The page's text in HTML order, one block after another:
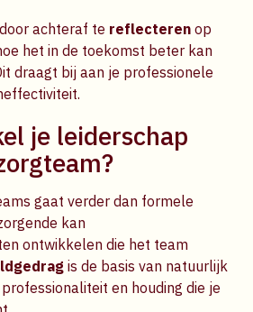
achteraf te reflecteren op
het in de toekomst beter kan
draagt bij aan je professionele
je leiderschap
gaat verder dan formele
kan
ontwikkelen die het team
is de basis van natuurlijk
en houding die je